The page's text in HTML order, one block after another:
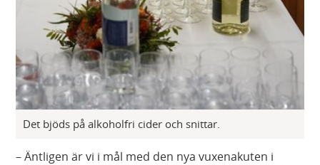
Det bjöds på alkoholfri cider och snittar.
– Äntligen är vi i mål med den nya vuxenakuten i